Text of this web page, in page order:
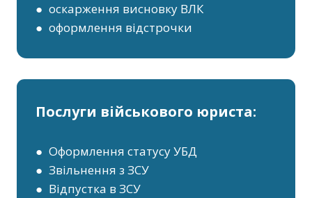
● оскарження висновку ВЛК
● оформлення відстрочки
Послуги військового юриста:
● Оформлення статусу УБД
● Звільнення з ЗСУ
● Відпустка в ЗСУ